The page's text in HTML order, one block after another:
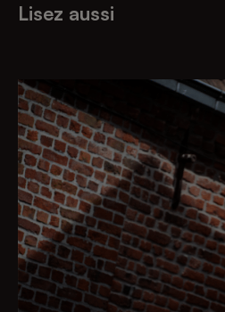
Lisez aussi